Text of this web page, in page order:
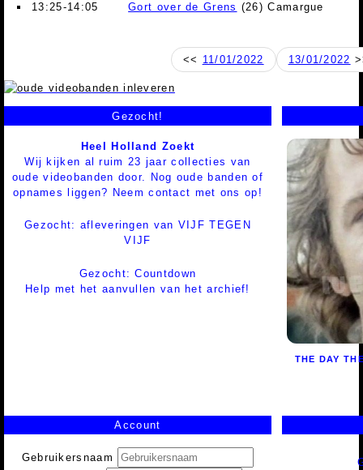
13:25-14:05 Gort over de Grens (26) Camargue
<< 11/01/2022 13/01/2022
Gezocht!
Heel Holland Zoekt
Wij kijken al ruim 23 jaar collecties van
oude videobanden door. Nog oude banden of
opnames liggen? Neem contact met ons op!
Gezocht: afleveringen van VIJF TEGEN
VIJF
Gezocht: Countdown
Help met het aanvullen van het archief!
THE DAY
Account
Gebruikersnaam